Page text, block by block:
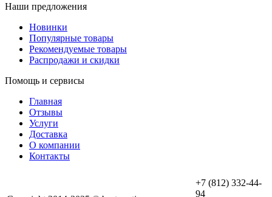
Наши предложения
Новинки
Популярные товары
Рекомендуемые товары
Распродажи и скидки
Помощь и сервисы
Главная
Отзывы
Услуги
Доставка
О компании
Контакты
+7 (812) 332-44-
94